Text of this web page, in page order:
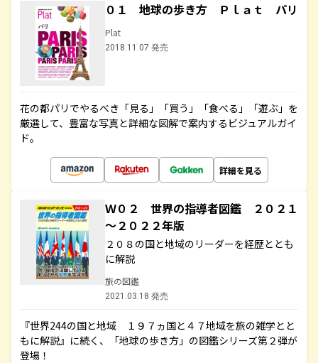
０１ 地球の歩き方 Ｐｌａｔ パリ
Plat
2018.11.07 発売
花の都パリでやるべき「見る」「買う」「食べる」「遊ぶ」を
厳選して、豊富な写真と詳細な図解で案内するビジュアルガイ
ド。
詳細を見る
Ｗ０２ 世界の指導者図鑑 ２０２１
～２０２２年版
２０８の国と地域のリーダーを経歴ととも
に解説
旅の図鑑
2021.03.18 発売
『世界244の国と地域 １９７ヵ国と４７地域を旅の雑学とと
もに解説』に続く、「地球の歩き方」の図鑑シリーズ第２弾が
登場！